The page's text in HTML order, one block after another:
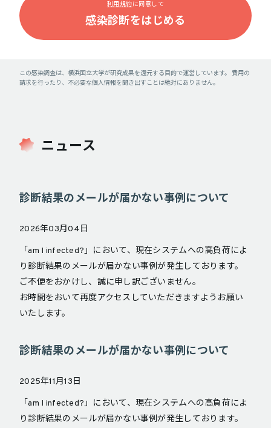
利用規約に同意して
この感染調査は、横浜国立大学が研究成果を還元する目的で運営しています。 費用の
請求を行ったり、不必要な個人情報を聞き出すことは絶対にありません。
ニュース
診断結果のメールが届かない事例について
2026年03月04日
「am I infected?」において、現在システムへの高負荷によ
り診断結果のメールが届かない事例が発生しております。
ご不便をおかけし、誠に申し訳ございません。
お時間をおいて再度アクセスしていただきますようお願い
いたします。
診断結果のメールが届かない事例について
2025年11月13日
「am I infected?」において、現在システムへの高負荷によ
り診断結果のメールが届かない事例が発生しております。